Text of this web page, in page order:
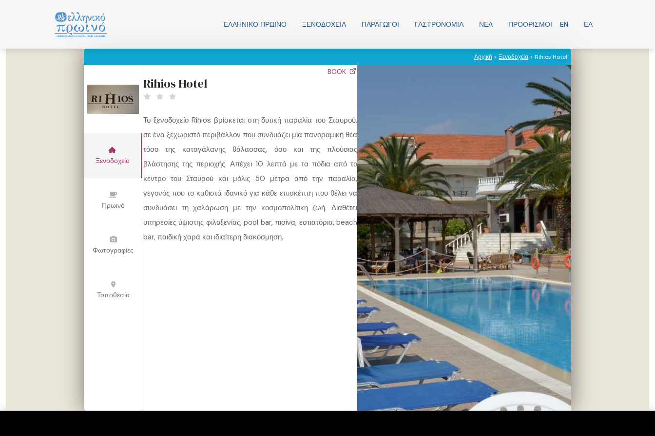
ΕΛΛΗΝΙΚO ΠΡΩΙΝΟ ΞΕΝΟΔΟΧΕΊΑ ΠΑΡΑΓΩΓΟΊ ΓΑΣΤΡΟΝΟΜΊΑ ΝΕΑ ΠΡΟΟΡΙΣΜΟΊ EN ΕΛ
Αρχική > Ξενοδοχεία > Rihios Hotel
Ξενοδοχείο
Πρωινό
Φωτογραφίες
Τοποθεσία
BOOK
Rihios Hotel
Το ξενοδοχείο Rihios βρίσκεται στη δυτική παραλία του Σταυρού,
σε ένα ξεχωριστό περιβάλλον που συνδυάζει μία πανοραμική θέα
τόσο της καταγάλανης θάλασσας, όσο και της πλούσιας
βλάστησης της περιοχής. Απέχει 10 λεπτά με τα πόδια από το
κέντρο του Σταυρού και μόλις 50 μέτρα από την παραλία,
γεγονός που το καθιστά ιδανικό για κάθε επισκέπτη που θέλει να
συνδυάσει τη χαλάρωση με την κοσμοπολίτικη ζωή. Διαθέτει
υπηρεσίες ύψιστης φιλοξενίας, pool bar, πισίνα, εστιατόρια, beach
bar, παιδική χαρά και ιδιαίτερη διακόσμηση.